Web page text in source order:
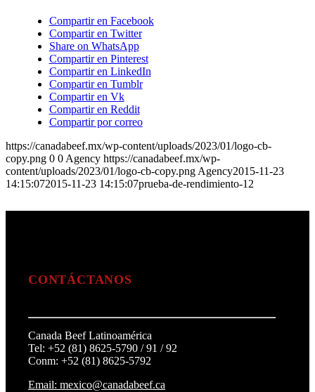
Compartir en Facebook
Compartir en Twitter
Share on WhatsApp
Compartir en Pinterest
Compartir en LinkedIn
Compartir en Tumblr
Compartir en Vk
Compartir en Reddit
Compartir por correo
https://canadabeef.mx/wp-content/uploads/2023/01/logo-cb-
copy.png 0 0 Agency https://canadabeef.mx/wp-
content/uploads/2023/01/logo-cb-copy.png Agency2015-11-23
14:15:072015-11-23 14:15:07prueba-de-rendimiento-12
CONTÁCTANOS
Canada Beef Latinoamérica
Tel: +52 (81) 8625-5790 / 91 / 92
Conm: +52 (81) 8625-5792
Email: mexico@canadabeef.ca